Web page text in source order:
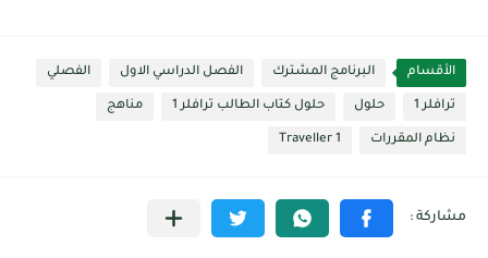
الأقسام البرنامج المشترك الفصل الدراسي الاول الفصلي
ترافلر 1 حلول حلول كتاب الطالب ترافلر 1 مناهج
نظام المقررات Traveller 1